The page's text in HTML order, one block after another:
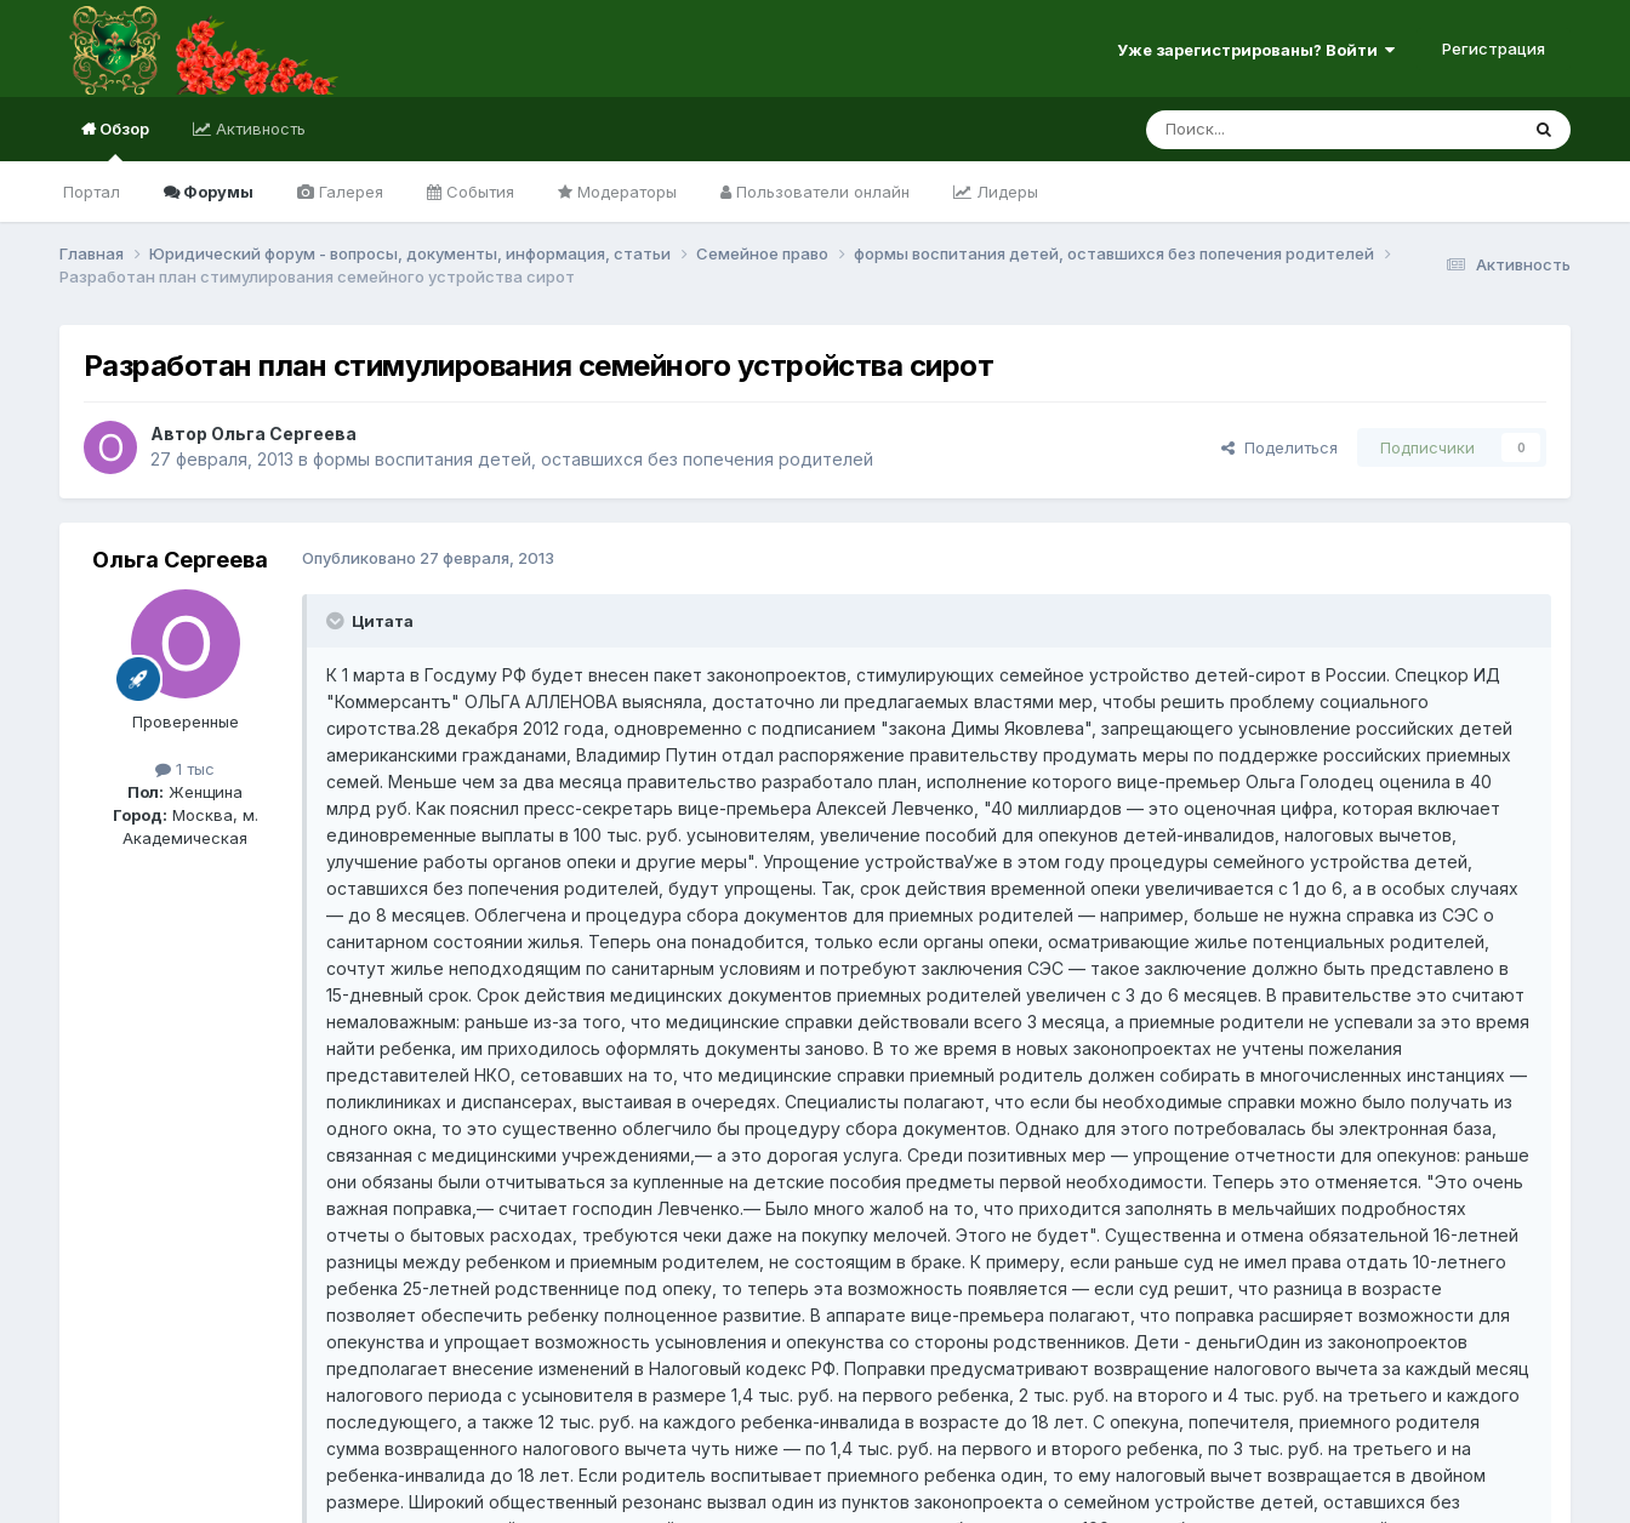
Уже зарегистрированы? Войти Регистрация
Обзор
Портал Форумы Галерея События Модераторы Пользователи онлайн Лидеры
Активность
Активность
Главная Юридический форум - вопросы, документы, информация, статьи Семейное право
формы воспитания детей, оставшихся без попечения родителей
Разработан план стимулирования семейного устройства сирот
Разработан план стимулирования семейного устройства сирот
Автор Ольга Сергеева
27 февраля, 2013 в формы воспитания детей, оставшихся без попечения родителей
Поделиться Подписчики 0
Ольга Сергеева
Проверенные
1 тыс
Пол: Женщина
Город: Москва, м.
Академическая
Опубликовано 27 февраля, 2013
Цитата
К 1 марта в Госдуму РФ будет внесен пакет законопроектов, стимулирующих семейное устройство детей-сирот в России. Спецкор ИД "Коммерсантъ" ОЛЬГА АЛЛЕНОВА выясняла, достаточно ли предлагаемых властями мер, чтобы решить проблему социального сиротства.28 декабря 2012 года, одновременно с подписанием "закона Димы Яковлева", запрещающего усыновление российских детей американскими гражданами, Владимир Путин отдал распоряжение правительству продумать меры по поддержке российских приемных семей. Меньше чем за два месяца правительство разработало план, исполнение которого вице-премьер Ольга Голодец оценила в 40 млрд руб. Как пояснил пресс-секретарь вице-премьера Алексей Левченко, "40 миллиардов — это оценочная цифра, которая включает единовременные выплаты в 100 тыс. руб. усыновителям, увеличение пособий для опекунов детей-инвалидов, налоговых вычетов, улучшение работы органов опеки и другие меры". Упрощение устройстваУже в этом году процедуры семейного устройства детей, оставшихся без попечения родителей, будут упрощены. Так, срок действия временной опеки увеличивается с 1 до 6, а в особых случаях — до 8 месяцев. Облегчена и процедура сбора документов для приемных родителей — например, больше не нужна справка из СЭС о санитарном состоянии жилья. Теперь она понадобится, только если органы опеки, осматривающие жилье потенциальных родителей, сочтут жилье неподходящим по санитарным условиям и потребуют заключения СЭС — такое заключение должно быть представлено в 15-дневный срок. Срок действия медицинских документов приемных родителей увеличен с 3 до 6 месяцев. В правительстве это считают немаловажным: раньше из-за того, что медицинские справки действовали всего 3 месяца, а приемные родители не успевали за это время найти ребенка, им приходилось оформлять документы заново. В то же время в новых законопроектах не учтены пожелания представителей НКО, сетовавших на то, что медицинские справки приемный родитель должен собирать в многочисленных инстанциях — поликлиниках и диспансерах, выстаивая в очередях. Специалисты полагают, что если бы необходимые справки можно было получать из одного окна, то это существенно облегчило бы процедуру сбора документов. Однако для этого потребовалась бы электронная база, связанная с медицинскими учреждениями,— а это дорогая услуга. Среди позитивных мер — упрощение отчетности для опекунов: раньше они обязаны были отчитываться за купленные на детские пособия предметы первой необходимости. Теперь это отменяется. "Это очень важная поправка,— считает господин Левченко.— Было много жалоб на то, что приходится заполнять в мельчайших подробностях отчеты о бытовых расходах, требуются чеки даже на покупку мелочей. Этого не будет". Существенна и отмена обязательной 16-летней разницы между ребенком и приемным родителем, не состоящим в браке. К примеру, если раньше суд не имел права отдать 10-летнего ребенка 25-летней родственнице под опеку, то теперь эта возможность появляется — если суд решит, что разница в возрасте позволяет обеспечить ребенку полноценное развитие. В аппарате вице-премьера полагают, что поправка расширяет возможности для опекунства и упрощает возможность усыновления и опекунства со стороны родственников. Дети - деньгиОдин из законопроектов предполагает внесение изменений в Налоговый кодекс РФ. Поправки предусматривают возвращение налогового вычета за каждый месяц налогового периода с усыновителя в размере 1,4 тыс. руб. на первого ребенка, 2 тыс. руб. на второго и 4 тыс. руб. на третьего и каждого последующего, а также 12 тыс. руб. на каждого ребенка-инвалида в возрасте до 18 лет. С опекуна, попечителя, приемного родителя сумма возвращенного налогового вычета чуть ниже — по 1,4 тыс. руб. на первого и второго ребенка, по 3 тыс. руб. на третьего и на ребенка-инвалида до 18 лет. Если родитель воспитывает приемного ребенка один, то ему налоговый вычет возвращается в двойном размере. Широкий общественный резонанс вызвал один из пунктов законопроекта о семейном устройстве детей, оставшихся без попечения родителей, предполагающий единовременную выплату пособия в размере 100 тыс. руб. за усыновление детей с инвалидностью, детей старше 7 лет и детей, связанных узами кровного родства. Как пояснили "Ъ" в аппарате госпожи Голодец, эти категории детей труднее всего устроить в семьи. Дети, связанные узами кровного родства, по закону не могут быть разделены и воспитываться в разных приемных семьях — приемные же родители, как правило, не рискуют брать сразу двух или трех детей из сиротского учреждения. Представители неправительственного сектора скептически отнеслись к такой поправке. Президент благотворительного фонда "Волонтеры в помощь детям-сиротам" Елена Альшанская, рассказала "Ъ", что единовременные пособия в размере 100 тыс. руб. необходимо выплачивать не только за усыновление детей, но и за другие формы приемного устройства — например, за опеку или патронат (см. интервью). Семейный психолог, руководитель Института развития семейного устройства Людмила Петрановская считает, что детей с инвалидностью не будут усыновлять хотя бы потому, что другие формы семейного устройства, например, опека или приемная семья, позволяют сохранить больному ребенку медицинские квоты, в то время как усыновленные дети и дети в кровных семьях имеют меньше шансов на такие квоты. Кроме этого, опека, патронат или приемная семья сохраняют право ребенка на получение жилплощади от государства по достижении совершеннолетия, а при усыновлении ребенок такого права лишается. "Эти 100 тысяч — просто вредительство,— считает госпожа Петрановская.— Реально никакого ребенка-инвалида на эти деньги не вытащишь, а негативное отношение к приемным родителям сразу поднимется. Эти 100 тысяч будут вызывать только зависть и ненависть. Это просто круглая красивая цифра, чтобы сбить общественное недовольство". Не поможет единовременная компенсация и с практической точки зрения. Руководитель Новосибирского благотворительного фонда "Солнечный город" Марина Аксенова говорит, что разовая выплата в размере 100 тыс. руб. меньше, чем, например, годовые выплаты при такой форме семейного устройства, как приемная семья. То есть если ребенка до сих пор не взяли в приемную семью, то мало шансов, что его решат усыновить. "При сегодняшнем отношении общества к инвалидам, отсутствии инклюзии и доступной среды родитель, принимающий особенного ребенка в семью, просто герой,— говорит Марина Аксенова.— Как 100 тыс. руб. помогут ему решить все эти проблемы?" Специалист отмечает, что в законопроекте не прописана финансовая ответственность людей, которые по каким-то причинам могут вернуть усыновленного ребенка в детский дом. Статистика возвратов приемных детей в России — примерно 5 тыс. человек в год, и финансовое стимулирование усыновления, по мнению экспертов, может активизировать именно людей, желающих заработать. "Я надеюсь, что людей, усыновляющих детей из-за денег, будет немного, но непонятно, как этому можно воспрепятствовать,— говорит Людмила Петрановская.— Люди взяли, через полгода вернули, и дальше что? Деньги они потратили — а они и правда могли их потратить на ребенка. И как доказать, кстати, на что потрачены деньги? Чеки собирать?" В качестве меры, которая действительно могла бы стимулировать устройство сирот, Марина Аксенова называет улучшение жилищных условий. "Чаще всего семейное устройство детей затруднено из-за отсутствия у потенциальных родителей жилищных и финансовых возможностей,— говорит специалист.— Надо таким семьям давать субсидии на жилье и сопровождать их". Усыновлению не хватает семьиВ целом же эксперты убеждены, что стимулирование семейного устройства вообще не может решить проблему сиротства: решать ее надо "с другого конца", потому что причиной социального сиротства являются не детские дома, а неблагополучные семьи. По мнению экспертов, необходима профессиональная работа с неблагополучными кровными семьями — сегодня же социальные службы предпочитают забирать детей из таких семей в детские дома, вместо того чтобы помогать им справиться с кризисной ситуацией и сохранить детей в семьях. "Решение проблемы социального сиротства всегда начинается с кровной семьи, с того, как эти дети попадают в детские дома и что надо делать, чтобы они туда не попадали,— говорит Людмила Петрановская.— Нужна соответствующая инфраструктура, хелперские службы, которые по договору с органами опеки и попечительства могли бы оказывать кризисной семье поддержку и сопровождать ее. Сами органы опеки не могут справиться с такой задачей: их этому не учили, их задача — контролировать, а не помогать, и у них просто нет ресурса для этого". Вторым шагом в решении проблем сирот, по мнению психолога, должна стать работа с детскими сиротскими учреждениями. Сегодня, по словам эксперта, детские дома "калечат детей так, что у них происходит расстройство привязанности" и они потом не могут жить в семье. "Вся мировая система семейного устройства детей, оставшихся без родителей, существует в виде двух подходов: это усыновление и профессиональная семейная замещающая забота,— говорит Людмила Петрановская.— За счет усыновления нигде и никогда проблема детских домов не была решена. Проблема детских домов решается за счет профессиональной замещающей семейной заботы — когда люди воспитывают таких детей у себя дома. В разных странах это по-разному оплачивается, но это всегда оплата, профессиональный рост. Именно такая работа позволяет выводить из сиротской системы не только маленьких, здоровых, а самых разных — больных, трудных, подростков". В России на законодательном уровне есть все условия для развития института замещающих семей, считают эксперты. В качестве временной формы размещения ребенка в семье выступают опека и попечительство, приемная семья. "Все эти формы изначально и были задуманы как возможность разместить ребенка в семье, когда еще не понятно, вернется он в родную семью или нет,— говорит Елена Альшанская.— Тем не менее у нас все эти формы семейного устройства используются совершенно одинаково". Кроме неплохих законов, в России есть и человеческий ресурс для развития замещающих